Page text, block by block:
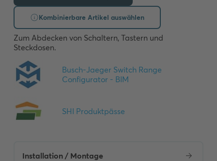
Kombinierbare Artikel auswählen
Zum Abdecken von Schaltern, Tastern und
Steckdosen.
Installation / Montage